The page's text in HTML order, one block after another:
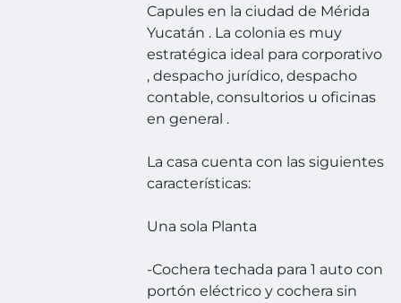
Capules en la ciudad de Mérida
Yucatán . La colonia es muy
estratégica ideal para corporativo
, despacho jurídico, despacho
contable, consultorios u oficinas
en general .
La casa cuenta con las siguientes
características:
Una sola Planta
-Cochera techada para 1 auto con
portón eléctrico y cochera sin